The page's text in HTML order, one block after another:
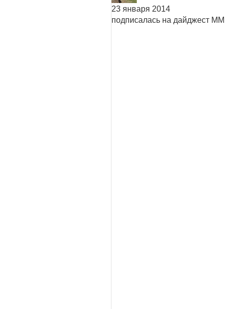
23 января 2014
подписалась на дайджест ММ